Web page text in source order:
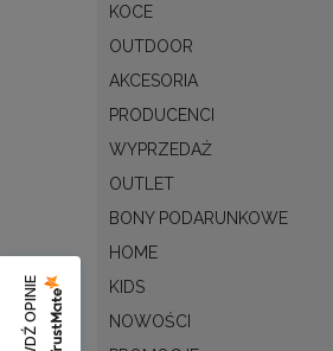
KOCE
OUTDOOR
AKCESORIA
PRODUCENCI
WYPRZEDAŻ
OUTLET
BONY PODARUNKOWE
HOME
KIDS
NOWOŚCI